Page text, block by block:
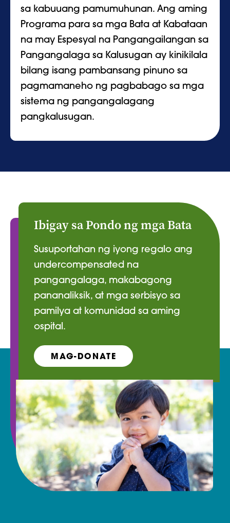
sa kabuuang pamumuhunan. Ang aming
Programa para sa mga Bata at Kabataan
na may Espesyal na Pangangailangan sa
Pangangalaga sa Kalusugan ay kinikilala
bilang isang pambansang pinuno sa
pagmamaneho ng pagbabago sa mga
sistema ng pangangalagang
pangkalusugan.
Ibigay sa Pondo ng mga Bata
Susuportahan ng iyong regalo ang
undercompensated na
pangangalaga, makabagong
pananaliksik, at mga serbisyo sa
pamilya at komunidad sa aming
ospital.
MAG-DONATE